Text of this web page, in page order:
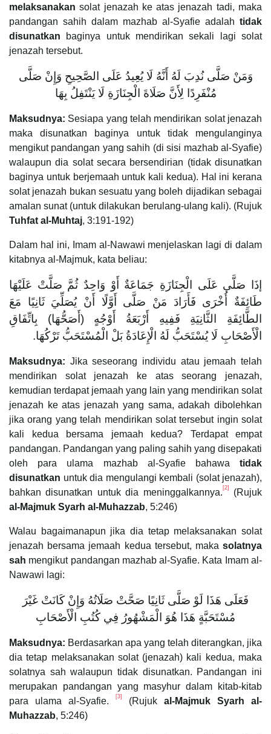
melaksanakan solat jenazah ke atas jenazah tadi, maka
pandangan sahih dalam mazhab al-Syafie adalah tidak
disunatkan baginya untuk mendirikan sekali lagi solat
jenazah tersebut.
وَمَنْ صَلَّى نُدِبَ لَهُ أَنَّهُ لَا يُعِيدُ عَلَى الصَّحِيحِ وَإِنْ صَلَّى
مُنْفَرِدًا لِأَنَّ صَلَاةَ الْجِنَازَةِ لَا يَنْتَفِلُ بِهَا
Maksudnya: Sesiapa yang telah mendirikan solat jenazah
maka disunatkan baginya untuk tidak mengulanginya
mengikut pandangan yang sahih (di sisi mazhab al-Syafie)
walaupun dia solat secara bersendirian (tidak disunatkan
baginya untuk berjemaah untuk kali kedua). Hal ini kerana
solat jenazah bukan sesuatu yang boleh dijadikan sebagai
amalan sunat (untuk dilakukan berulang-ulang kali). (Rujuk
Tuhfat al-Muhtaj, 3:191-192)
Dalam hal ini, Imam al-Nawawi menjelaskan lagi di dalam
kitabnya al-Majmuk, kata beliau:
إذَا صَلَّى عَلَى الْجِنَازَةِ جَمَاعَةٌ أَوْ وَاحِدٌ ثُمَّ صَلَّتْ عَلَيْهَا
طَائِفَةٌ أُخْرَى فَأَرَادَ مَنْ صَلَّى أَوَّلًا أَنْ يُصَلِّيَ ثَانِيًا مَعَ
الطَّائِفَةِ الثَّانِيَةِ فَفِيهِ أَرْبَعَةُ أَوْجُهٍ (أَصَحُّهَا) بِاتِّفَاقِ
الْأَصْحَابِ لَا يُسْتَحَبُّ لَهُ الْإِعَادَةُ بَلْ الْمُسْتَحَبُّ تَرْكُهَا.
Maksudnya: Jika seseorang individu atau jemaah telah
mendirikan solat jenazah ke atas seorang jenazah,
kemudian terdapat jemaah yang lain yang mendirikan solat
jenazah ke atas jenazah yang sama, adakah dibolehkan
jika orang yang telah mendirikan solat tersebut ingin solat
kali kedua bersama jemaah kedua? Terdapat empat
pandangan. Pandangan yang paling sahih yang disepakati
oleh para ulama mazhab al-Syafie bahawa tidak
disunatkan untuk dia mengulangi kembali (solat jenazah),
bahkan disunatkan untuk dia meninggalkannya. [2]
(Rujuk
al-Majmuk Syarh al-Muhazzab, 5:246)
Walau bagaimanapun jika dia tetap melaksanakan solat
jenazah bersama jemaah kedua tersebut, maka solatnya
sah mengikut pandangan mazhab al-Syafie. Kata Imam al-
Nawawi lagi:
فَعَلَى هَذَا لَوْ صَلَّى ثَانِيًا صَحَّتْ صَلَاتُهُ وَإِنْ كَانَتْ غَيْرَ
مُسْتَحَبَّةٍ هَذَا هُوَ الْمَشْهُورُ فِي كُتُبِ الْأَصْحَابِ
Maksudnya: Berdasarkan apa yang telah diterangkan, jika
dia tetap melaksanakan solat (jenazah) kali kedua, maka
solatnya sah walaupun tidak disunatkan. Pandangan ini
merupakan pandangan yang masyhur dalam kitab-kitab
para ulama al-Syafie.
[3] (Rujuk al-Majmuk Syarh al-
Muhazzab, 5:246)